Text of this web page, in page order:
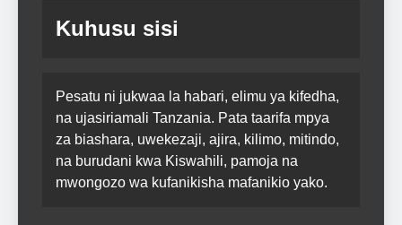
Kuhusu sisi
Pesatu ni jukwaa la habari, elimu ya kifedha,
na ujasiriamali Tanzania. Pata taarifa mpya
za biashara, uwekezaji, ajira, kilimo, mitindo,
na burudani kwa Kiswahili, pamoja na
mwongozo wa kufanikisha mafanikio yako.